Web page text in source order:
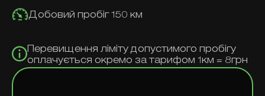
Добовий пробіг 150 км
Перевищення ліміту допустимого пробігу
оплачується окремо за тарифом 1км = 8грн